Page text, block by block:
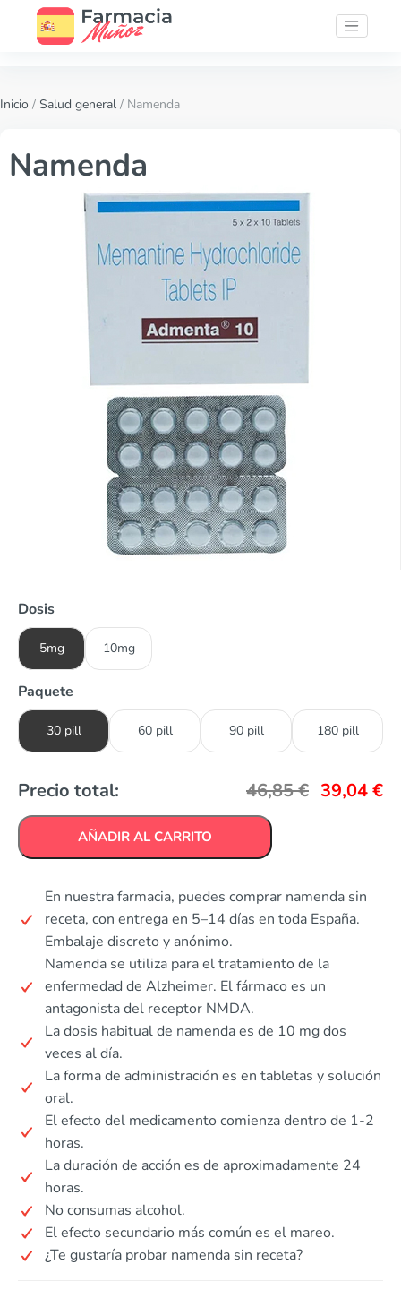
Inicio / Salud general / Namenda
Namenda
Dosis
5mg 10mg
Paquete
30 pill 60 pill 90 pill 180 pill
Precio total: 46,85€ 39,04€
AÑADIR AL CARRITO
En nuestra farmacia, puedes comprar namenda sin
receta, con entrega en 5–14 días en toda España.
Embalaje discreto y anónimo.
Namenda se utiliza para el tratamiento de la
enfermedad de Alzheimer. El fármaco es un
antagonista del receptor NMDA.
La dosis habitual de namenda es de 10 mg dos
veces al día.
La forma de administración es en tabletas y solución
oral.
El efecto del medicamento comienza dentro de 1-2
horas.
La duración de acción es de aproximadamente 24
horas.
No consumas alcohol.
El efecto secundario más común es el mareo.
¿Te gustaría probar namenda sin receta?